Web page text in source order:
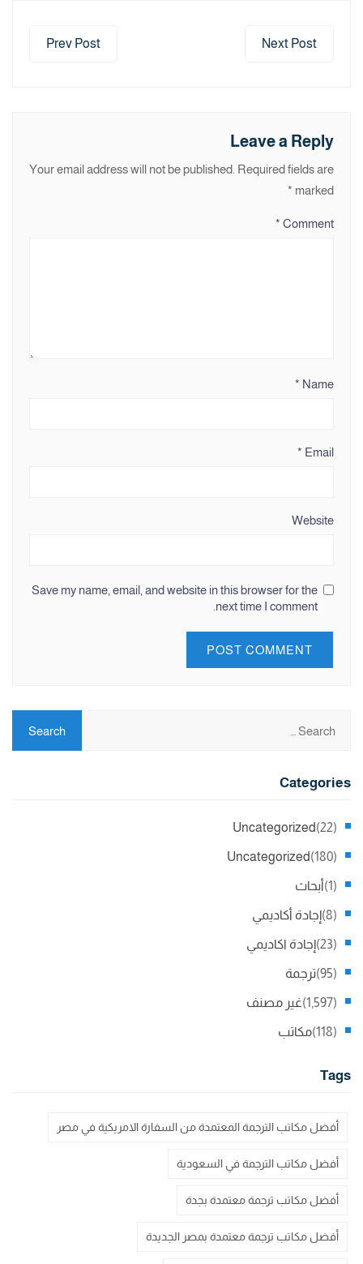
Prev Post Next Post
Leave a Reply
Your email address will not be published. Required fields are
marked
*
Comment
*
Name
*
Email
*
Website
Save my name, email, and website in this browser for the
next time I comment.
Categories
Uncategorized (22)
Uncategorized (180)
أبحاث (1)
إجادة أكاديمي (8)
إجادة اكاديمي (23)
ترجمة (95)
غير مصنف (1,597)
مكاتب (118)
Tags
أفضل مكاتب الترجمة المعتمدة من السفارة الامريكية في مصر
أفضل مكاتب الترجمة في السعودية
أفضل مكاتب ترجمة معتمدة بجدة
أفضل مكاتب ترجمة معتمدة بمصر الجديدة